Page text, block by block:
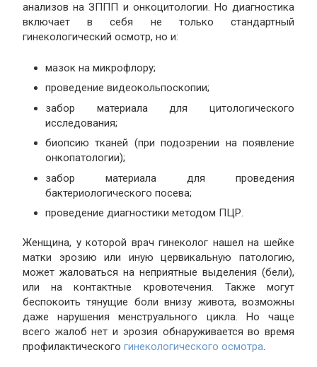
анализов на ЗППП и онкоцитологии. Но диагностика
включает в себя не только стандартный
гинекологический осмотр, но и:
мазок на микрофлору;
проведение видеокольпоскопии;
забор материала для цитологического
исследования;
биопсию тканей (при подозрении на появление
онкопатологии);
забор материала для проведения
бактериологического посева;
проведение диагностики методом ПЦР.
Женщина, у которой врач гинеколог нашел на шейке
матки эрозию или иную цервикальную патологию,
может жаловаться на неприятные выделения (бели),
или на контактные кровотечения. Также могут
беспокоить тянущие боли внизу живота, возможны
даже нарушения менструального цикла. Но чаще
всего жалоб нет и эрозия обнаруживается во время
профилактического гинекологического осмотра.